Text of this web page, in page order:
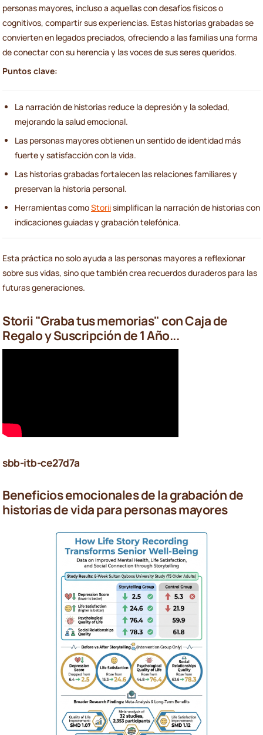
personas mayores, incluso a aquellas con desafíos físicos o
cognitivos, compartir sus experiencias. Estas historias grabadas se
convierten en legados preciados, ofreciendo a las familias una forma
de conectar con su herencia y las voces de sus seres queridos.
Puntos clave:
La narración de historias reduce la depresión y la soledad,
mejorando la salud emocional.
Las personas mayores obtienen un sentido de identidad más
fuerte y satisfacción con la vida.
Las historias grabadas fortalecen las relaciones familiares y
preservan la historia personal.
Herramientas comoStoriisimplifican la narración de historias con
indicaciones guiadas y grabación telefónica.
Esta práctica no solo ayuda a las personas mayores a reflexionar
sobre sus vidas, sino que también crea recuerdos duraderos para las
futuras generaciones.
Storii "Graba tus memorias" con Caja de
Regalo y Suscripción de 1 Año...
sbb-itb-ce27d7a
Beneficios emocionales de la grabación de
historias de vida para personas mayores